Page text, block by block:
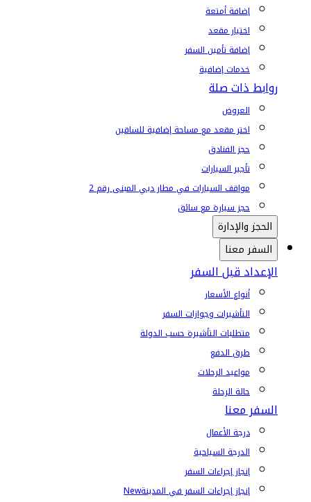
إضافة أمتعة
اختيار مقعد
إضافة تأمين السفر
خدمات إضافية
روابط ذات صلة
العروض
اختر مقعد مع مساحة إضافية للساقين
حجز الفنادق
تأجير السيارات
مواقف السيارات في مطار دبي المبنى رقم 2
حجز سيارة مع سائق
الحجز والإدارة
السفر معنا
الإعداد قبل السفر
أنواع الأسعار
التأشيرات وجوازات السفر
متطلبات التأشيرة حسب الدولة
طرق الدفع
مواعيد الرحلات
حالة الرحلة
السفر معنا
درجة الأعمال
الدرجة السياحية
إنجاز إجراءات السفر
إنجاز إجراءات السفر في المدينةNew